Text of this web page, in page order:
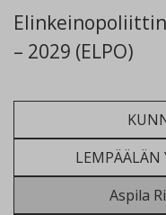
– 2029 (ELPO)
LEMPÄÄLÄN
Aspila